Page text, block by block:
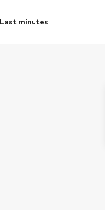
Last minutes